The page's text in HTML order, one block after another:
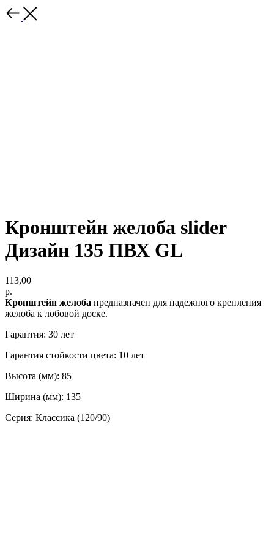
Кронштейн желоба slider
Дизайн 135 ПВХ GL
113,00
р.
Кронштейн желоба предназначен для надежного крепления
желоба к лобовой доске.
Гарантия: 30 лет
Гарантия стойкости цвета: 10 лет
Высота (мм): 85
Ширина (мм): 135
Серия: Классика (120/90)